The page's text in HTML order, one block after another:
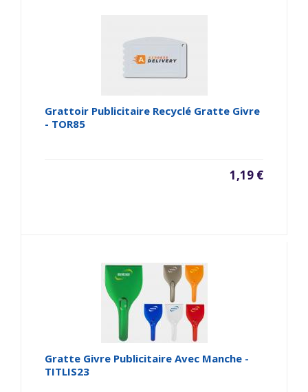
Grattoir Publicitaire Recyclé Gratte Givre
- TOR85
1,19 €
Gratte Givre Publicitaire Avec Manche -
TITLIS23